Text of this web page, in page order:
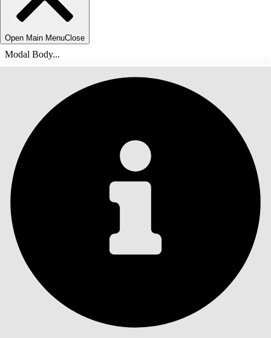
Open Main MenuClose
Modal Body...
目录